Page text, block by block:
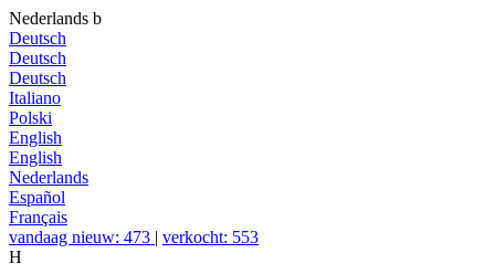
Nederlands b
Deutsch
Deutsch
Deutsch
Italiano
Polski
English
English
Nederlands
Español
Français
vandaag nieuw: 473 | verkocht: 553
H